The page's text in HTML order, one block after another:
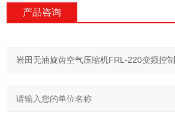
产品咨询